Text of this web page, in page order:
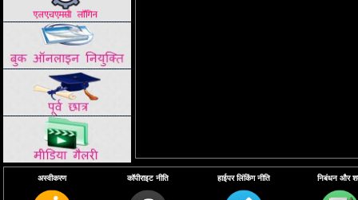
अस्वीकरण कॉपीराइट नीति हाईपर लिंकिंग नीति निबंधन और